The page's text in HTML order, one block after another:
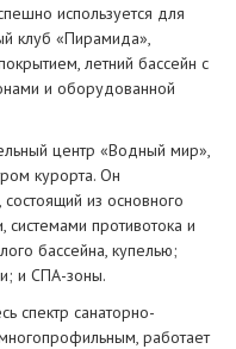
используется для
клуб «Пирамида»,
летний бассейн с
и оборудованной
центр «Водный мир»,
курорта. Он
из основного
противотока и
бассейна, купелью;
и СПА-зоны.
спектр санаторно-
работает